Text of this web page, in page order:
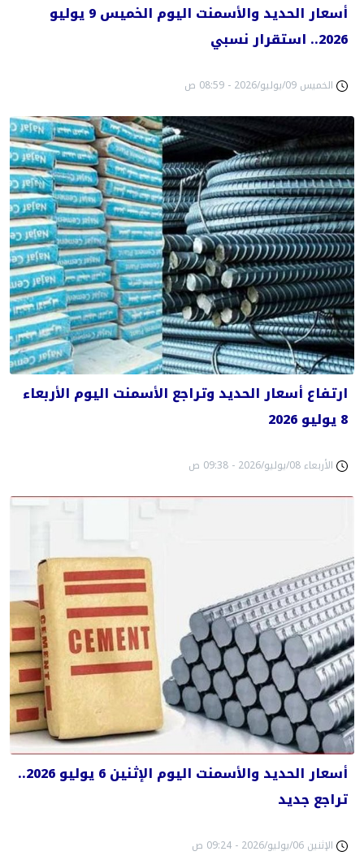
أسعار الحديد والأسمنت اليوم الخميس 9 يوليو
2026.. استقرار نسبي
الخميس 09/يوليو/2026 - 08:59 ص
ارتفاع أسعار الحديد وتراجع الأسمنت اليوم الأربعاء
8 يوليو 2026
الأربعاء 08/يوليو/2026 - 09:38 ص
أسعار الحديد والأسمنت اليوم الإثنين 6 يوليو 2026..
تراجع جديد
الإثنين 06/يوليو/2026 - 09:24 ص